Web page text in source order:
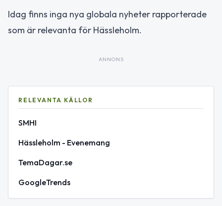
Idag finns inga nya globala nyheter rapporterade
som är relevanta för Hässleholm.
ANNONS
RELEVANTA KÄLLOR
SMHI
Hässleholm - Evenemang
TemaDagar.se
GoogleTrends